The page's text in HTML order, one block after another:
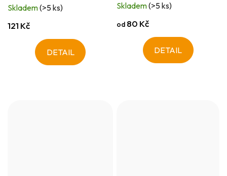
Skladem(>5 ks)
121 Kč
DETAIL
Skladem(>5 ks)
od 80 Kč
DETAIL